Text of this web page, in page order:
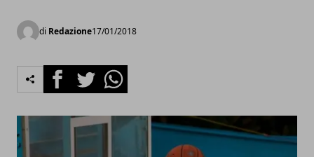
di Redazione17/01/2018
FacebookTwitterWhatsapp